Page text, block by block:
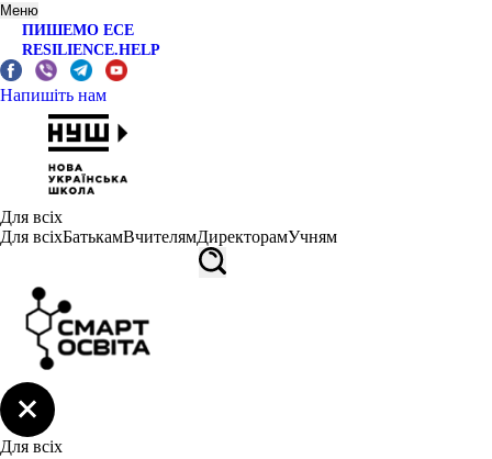
Меню
ПИШЕМО ЕСЕ
RESILIENCE.HELP
Напишіть нам
Для всіх
Для всіхБатькамВчителямДиректорамУчням
Для всіх